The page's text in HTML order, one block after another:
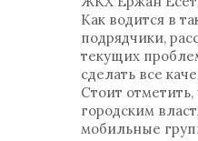
Как водится в
подрядчики,
текущих
сделать все
Стоит
городским
мобильные